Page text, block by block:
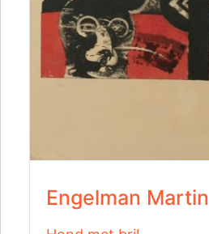
Engelman Martin